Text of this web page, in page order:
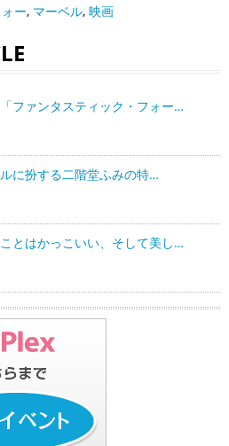
ー, マーベル, 映画
ファンタスティック・フォー…
に扮する二階堂ふみの特…
とはかっこいい、そして美し…